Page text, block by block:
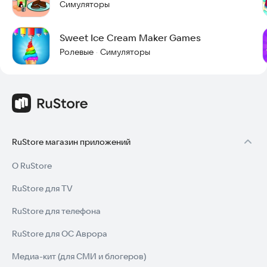
Симуляторы
Sweet Ice Cream Maker Games
Ролевые · Симуляторы
RuStore магазин приложений
О RuStore
RuStore для TV
RuStore для телефона
RuStore для ОС Аврора
Медиа-кит (для СМИ и блогеров)